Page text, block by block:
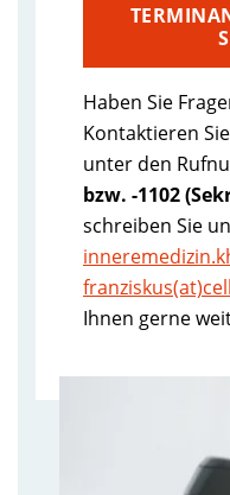
Haben Sie
Kontaktieren
unter den
bzw. -1102
schreiben Sie
Ihnen gerne